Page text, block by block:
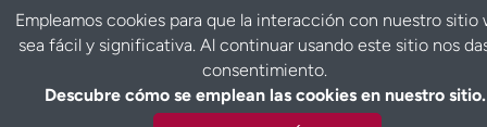
Empleamos cookies para que la interacción con nuestro sitio
sea fácil y significativa. Al continuar usando este sitio nos
consentimiento.
Descubre cómo se emplean las cookies en nuestro sitio.